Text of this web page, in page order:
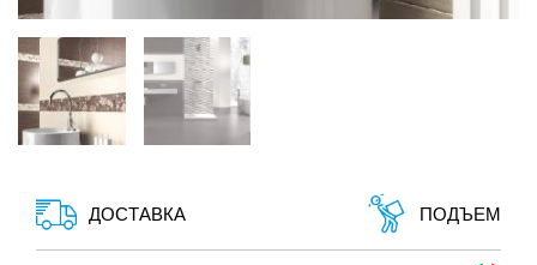
ДОСТАВКА ПОДЪЕМ